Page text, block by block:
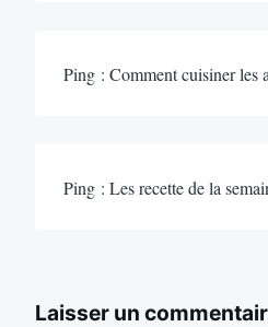
Ping : Comment cuisiner les
Ping : Les recette de la
Laisser un